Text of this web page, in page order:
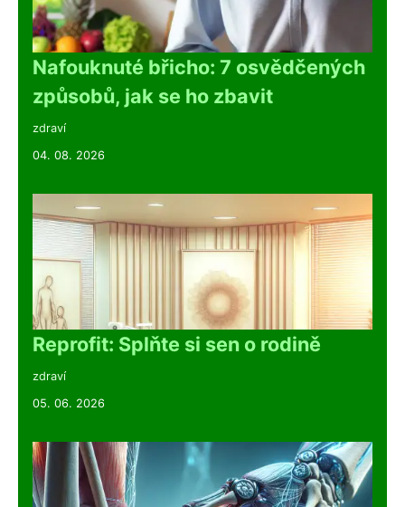
Nafouknuté břicho: 7 osvědčených
způsobů, jak se ho zbavit
zdraví
04. 08. 2026
Reprofit: Splňte si sen o rodině
zdraví
05. 06. 2026